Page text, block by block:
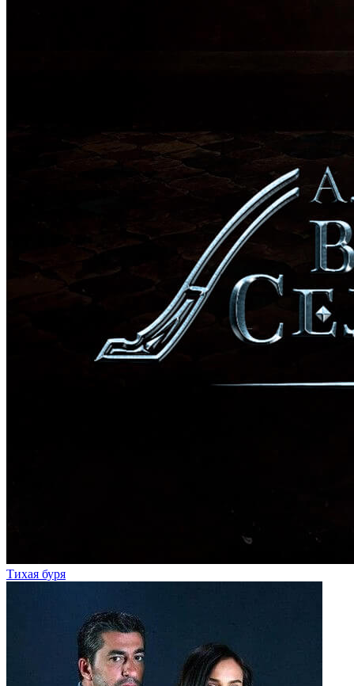
Тихая буря